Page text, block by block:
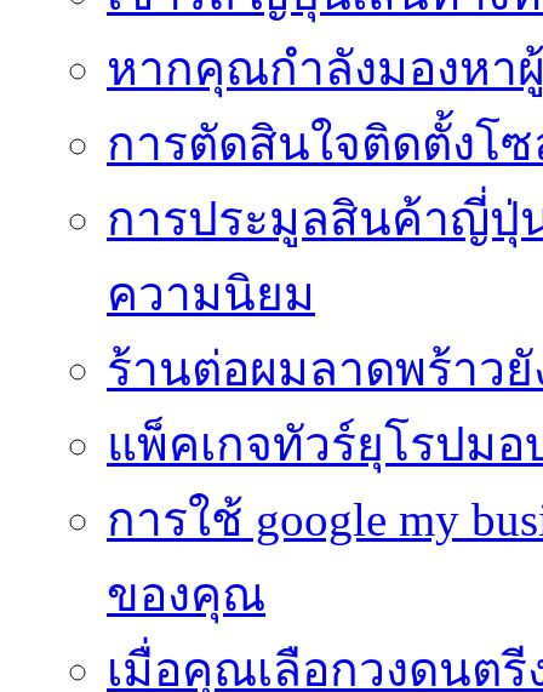
หากคุณกำลังมองหา
การตัดสินใจติดตั้งโซ
การประมูลสินค้าญี่ปุ่
ความนิยม
ร้านต่อผมลาดพร้าว
แพ็คเกจทัวร์ยุโรปม
การใช้ google my
ของคุณ
เมื่อคุณเลือกวงดนต